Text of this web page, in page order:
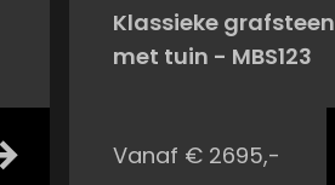
Klassieke grafsteen
met tuin - MBS123
Vanaf € 2695,-